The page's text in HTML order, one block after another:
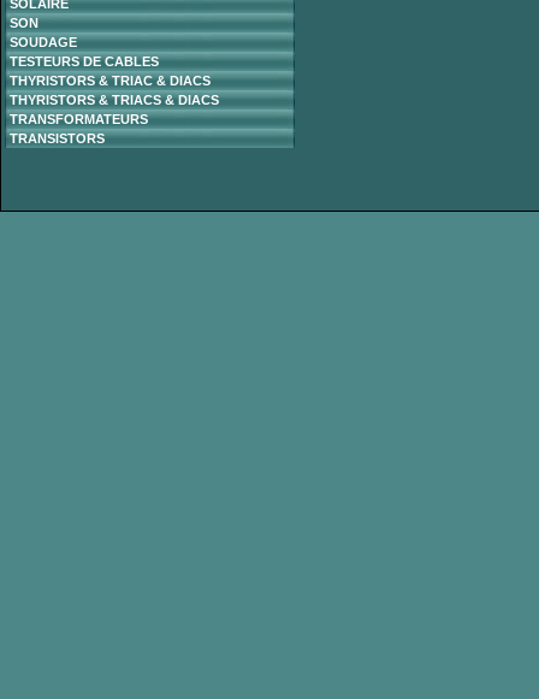
SOLAIRE
SON
SOUDAGE
TESTEURS DE CABLES
THYRISTORS & TRIAC & DIACS
THYRISTORS & TRIACS & DIACS
TRANSFORMATEURS
TRANSISTORS